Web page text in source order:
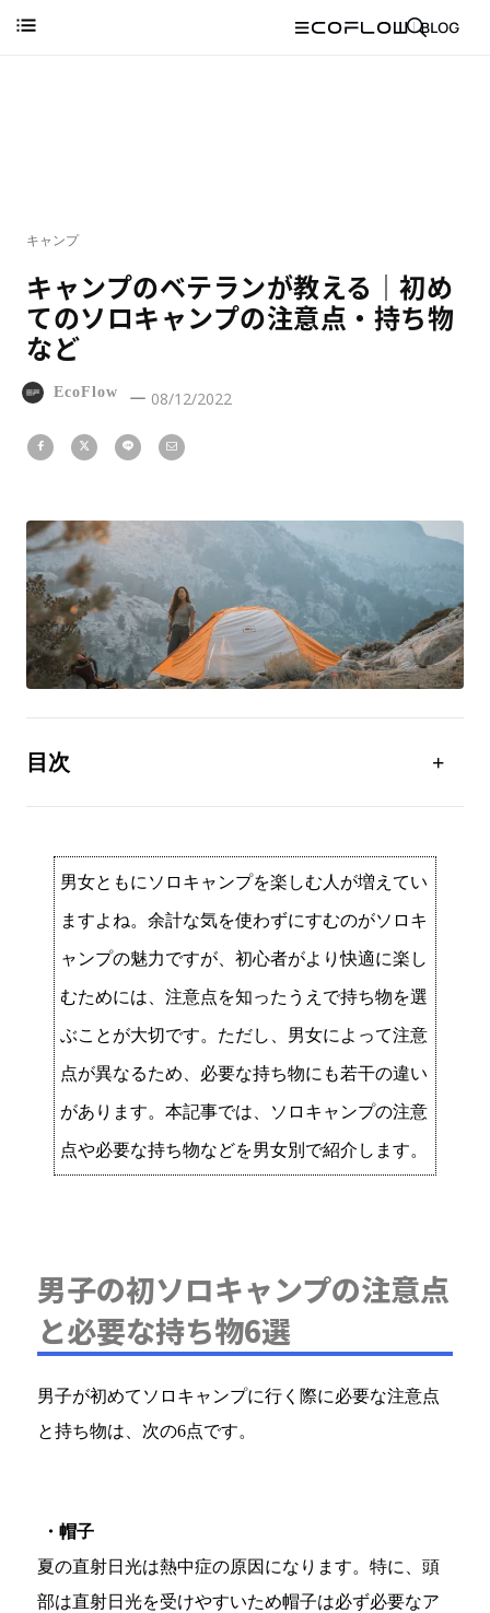
キャンプ
キャンプのベテランが教える｜初め
てのソロキャンプの注意点・持ち物
など
EcoFlow 08/12/2022
目次
安心で高性能なポータブル電源「EcoFlow RIVERシリ
ーズ」を紹介
ポータブル電源はソロキャンプだけでなく緊急時にも
効果が期待できる
男女ともにソロキャンプを楽しむ人が増えてい
ますよね。余計な気を使わずにすむのがソロキ
ャンプの魅力ですが、初心者がより快適に楽し
むためには、注意点を知ったうえで持ち物を選
ぶことが大切です。ただし、男女によって注意
点が異なるため、必要な持ち物にも若干の違い
があります。本記事では、ソロキャンプの注意
点や必要な持ち物などを男女別で紹介します。
男子の初ソロキャンプの注意点
と必要な持ち物6選
男子が初めてソロキャンプに行く際に必要な注意点
と持ち物は、次の6点です。
・帽子
夏の直射日光は熱中症の原因になります。特に、頭
部は直射日光を受けやすいため帽子は必ず必要なア